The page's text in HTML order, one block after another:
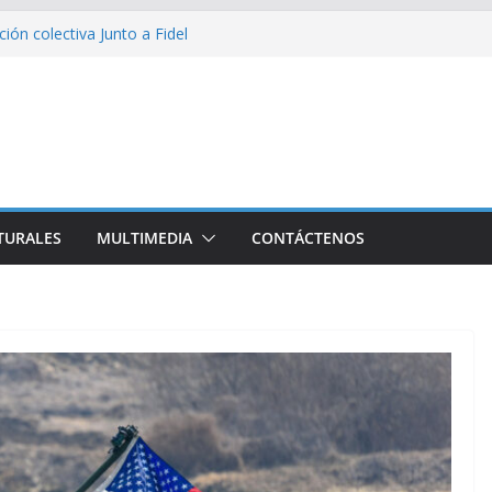
colectiva Junto a Fidel
contra Irán terminará muy pronto
MULTIMEDIA CONTÁCTENOS